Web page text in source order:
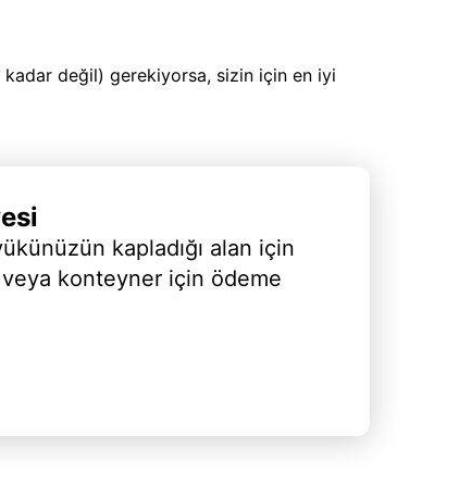
değil) gerekiyorsa, sizin için en iyi
kapladığı alan için
konteyner için ödeme